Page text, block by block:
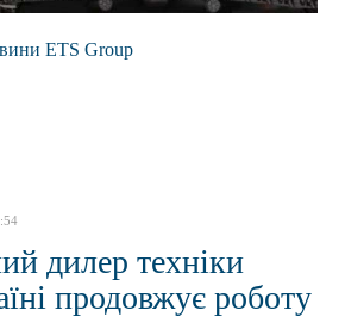
ETS Group
дилер техніки
продовжує роботу